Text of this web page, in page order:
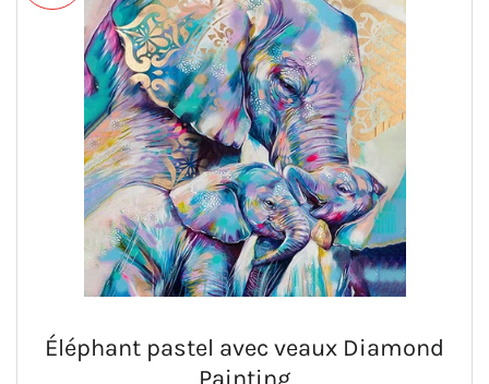
Éléphant pastel avec veaux Diamond